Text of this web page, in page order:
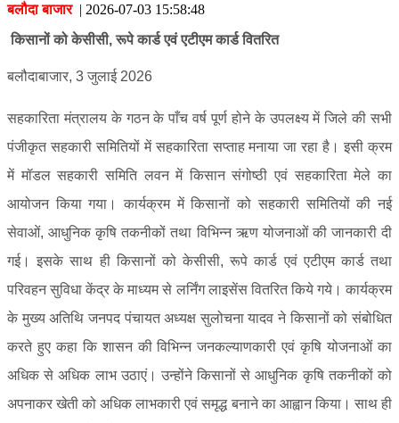
बलौदा बाजार| 2026-07-03 15:58:48
किसानों को केसीसी, रूपे कार्ड एवं एटीएम कार्ड वितरित
बलौदाबाजार, 3 जुलाई 2026
सहकारिता मंत्रालय के गठन के पाँच वर्ष पूर्ण होने के उपलक्ष्य में जिले की सभी
पंजीकृत सहकारी समितियों में सहकारिता सप्ताह मनाया जा रहा है। इसी क्रम
में मॉडल सहकारी समिति लवन में किसान संगोष्ठी एवं सहकारिता मेले का
आयोजन किया गया। कार्यक्रम में किसानों को सहकारी समितियों की नई
सेवाओं, आधुनिक कृषि तकनीकों तथा विभिन्न ऋण योजनाओं की जानकारी दी
गई। इसके साथ ही किसानों को केसीसी, रूपे कार्ड एवं एटीएम कार्ड तथा
परिवहन सुविधा केंद्र के माध्यम से लर्निंग लाइसेंस वितरित किये गये। कार्यक्रम
के मुख्य अतिथि जनपद पंचायत अध्यक्ष सुलोचना यादव ने किसानों को संबोधित
करते हुए कहा कि शासन की विभिन्न जनकल्याणकारी एवं कृषि योजनाओं का
अधिक से अधिक लाभ उठाएं। उन्होंने किसानों से आधुनिक कृषि तकनीकों को
अपनाकर खेती को अधिक लाभकारी एवं समृद्ध बनाने का आह्वान किया। साथ ही